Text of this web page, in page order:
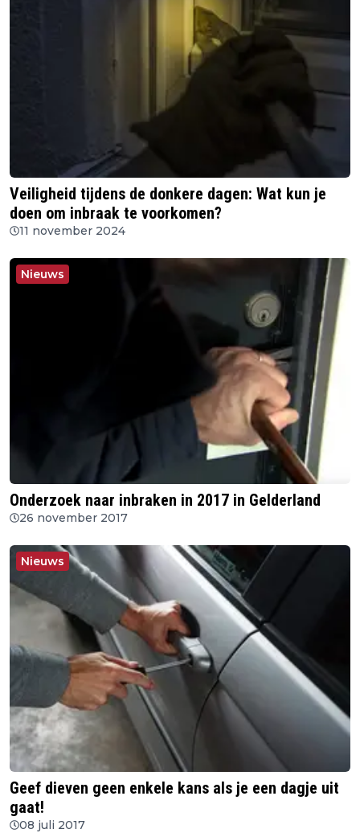
Veiligheid tijdens de donkere dagen: Wat kun je
doen om inbraak te voorkomen?
11 november 2024
Nieuws
Onderzoek naar inbraken in 2017 in Gelderland
26 november 2017
Nieuws
Geef dieven geen enkele kans als je een dagje uit
gaat!
08 juli 2017